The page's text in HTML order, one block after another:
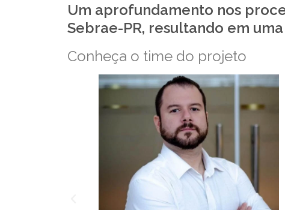
Um aprofundamento nos
Sebrae-PR, resultando em
Conheça o time do projeto